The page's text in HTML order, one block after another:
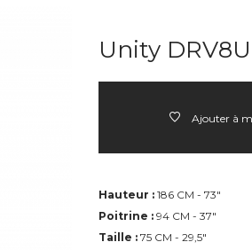
Unity
Ajouter à
Hauteur : 186 CM - 73"
Poitrine : 94 CM - 37"
Taille : 75 CM - 29,5"